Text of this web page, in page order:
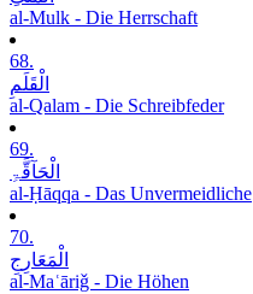
al-Mulk - Die Herrschaft
68.
الْقَلَمِ
al-Qalam - Die Schreibfeder
69.
الْحَآقَّۃِ
al-Ḥāqqa - Das Unvermeidliche
70.
الْمَعَارِجِ
al-Maʿāriǧ - Die Höhen